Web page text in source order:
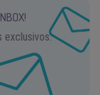
exclusivos.